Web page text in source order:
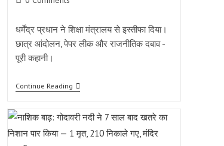
धर्मेंद्र प्रधान ने शिक्षा मंत्रालय से इस्तीफा दिया।
छात्र आंदोलन, पेपर लीक और राजनीतिक दबाव -
पूरी कहानी।
Continue Readingधर्मेंद्र
प्रधान
इस्तीफा:
प्रश्नपत्र
लीक,